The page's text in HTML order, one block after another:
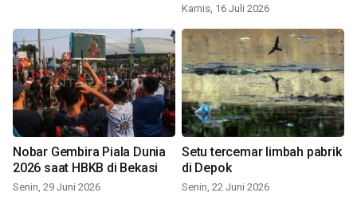
Kamis, 16 Juli 2026
Nobar Gembira Piala Dunia
2026 saat HBKB di Bekasi
Senin, 29 Juni 2026
Setu tercemar limbah pabrik
di Depok
Senin, 22 Juni 2026